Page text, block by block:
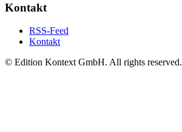
Kontakt
RSS-Feed
Kontakt
© Edition Kontext GmbH. All rights reserved.